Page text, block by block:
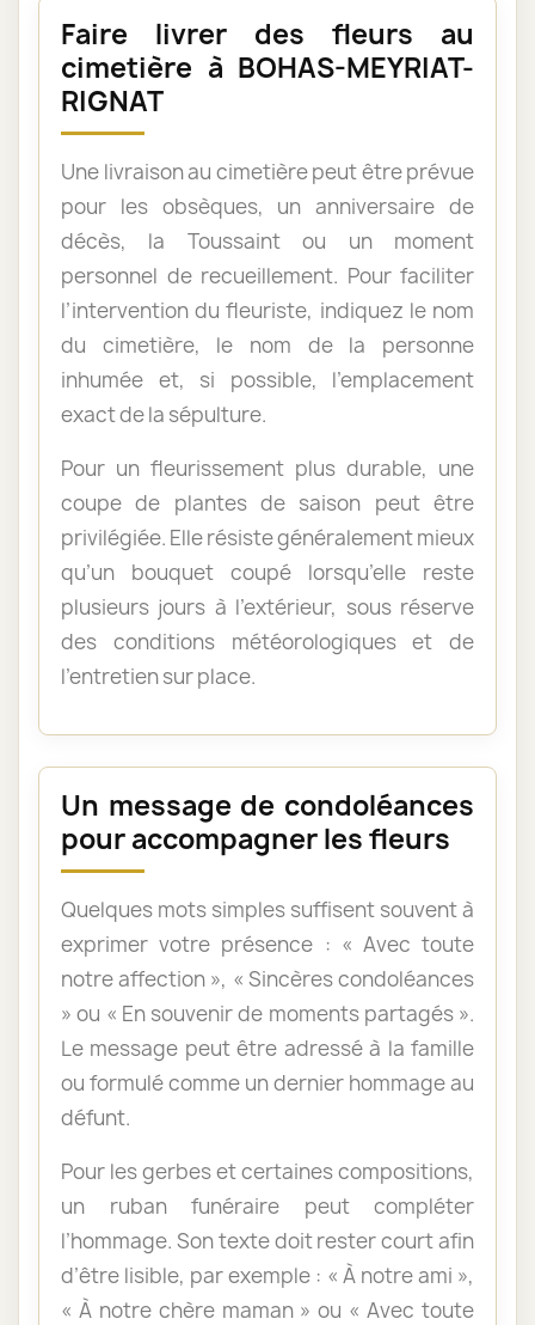
Faire livrer des fleurs au
cimetière à BOHAS-MEYRIAT-
RIGNAT
Une livraison au cimetière peut être prévue
pour les obsèques, un anniversaire de
décès, la Toussaint ou un moment
personnel de recueillement. Pour faciliter
l’intervention du fleuriste, indiquez le nom
du cimetière, le nom de la personne
inhumée et, si possible, l’emplacement
exact de la sépulture.
Pour un fleurissement plus durable, une
coupe de plantes de saison peut être
privilégiée. Elle résiste généralement mieux
qu’un bouquet coupé lorsqu’elle reste
plusieurs jours à l’extérieur, sous réserve
des conditions météorologiques et de
l’entretien sur place.
Un message de condoléances
pour accompagner les fleurs
Quelques mots simples suffisent souvent à
exprimer votre présence : « Avec toute
notre affection », « Sincères condoléances
» ou « En souvenir de moments partagés ».
Le message peut être adressé à la famille
ou formulé comme un dernier hommage au
défunt.
Pour les gerbes et certaines compositions,
un ruban funéraire peut compléter
l’hommage. Son texte doit rester court afin
d’être lisible, par exemple : « À notre ami »,
« À notre chère maman » ou « Avec toute